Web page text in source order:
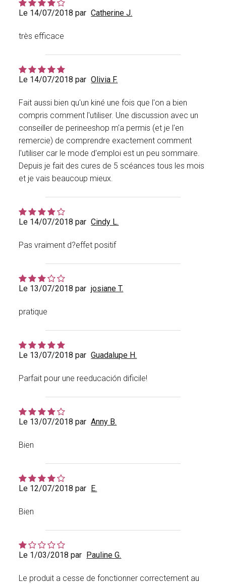
Le 14/07/2018 par Catherine J.
très efficace
Le 14/07/2018 par Olivia F.
Fait aussi bien qu'un kiné une fois que l'on a bien
compris comment l'utiliser. Une discussion avec un
conseiller de perineeshop m'a permis (et je l'en
remercie) de comprendre exactement comment
l'utiliser car le mode d'emploi est un peu sommaire.
Depuis je fait des cures de 5 scéances tous les mois
et je vais beaucoup mieux.
Le 14/07/2018 par Cindy L.
Pas vraiment d?effet positif
Le 13/07/2018 par josiane T.
pratique
Le 13/07/2018 par Guadalupe H.
Parfait pour une reeducación dificile!
Le 13/07/2018 par Anny B.
Bien
Le 12/07/2018 par E.
Bien
Le 1/03/2018 par Pauline G.
Le produit a cesse de fonctionner correctement au